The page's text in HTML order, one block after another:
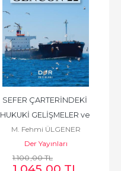
SEFER ÇARTERİNDEKİ
HUKUKİ GELİŞMELER ve
GENCON 22
M. Fehmi ÜLGENER
Der Yayınları
1.100,00TL